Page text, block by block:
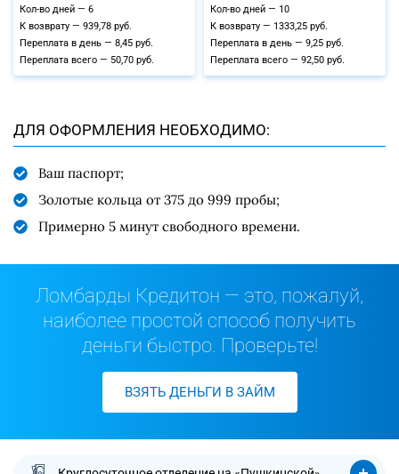
Кол-во дней — 6
К возврату — 939,78 руб.
Переплата в день — 8,45 руб.
Переплата всего — 50,70 руб.
Кол-во дней — 10
К возврату — 1333,25 руб.
Переплата в день — 9,25 руб.
Переплата всего — 92,50 руб.
ДЛЯ ОФОРМЛЕНИЯ НЕОБХОДИМО:
Ваш паспорт;
Золотые кольца от 375 до 999 пробы;
Примерно 5 минут свободного времени.
Ломбарды Кредитон — это, пожалуй,
наиболее простой способ получить
деньги быстро. Проверьте!
ВЗЯТЬ ДЕНЬГИ В ЗАЙМ